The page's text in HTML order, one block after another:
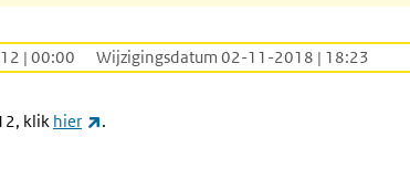
| 00:00 Wijzigingsdatum 02-11-2018 | 18:23
klik hier (externe link)
.